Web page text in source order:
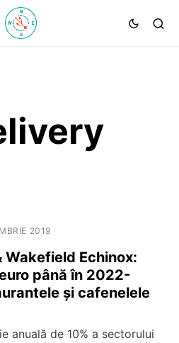
2019
Wakefield Echinox:
până în 2022-
și cafenelele
anuală de 10% a sectorului